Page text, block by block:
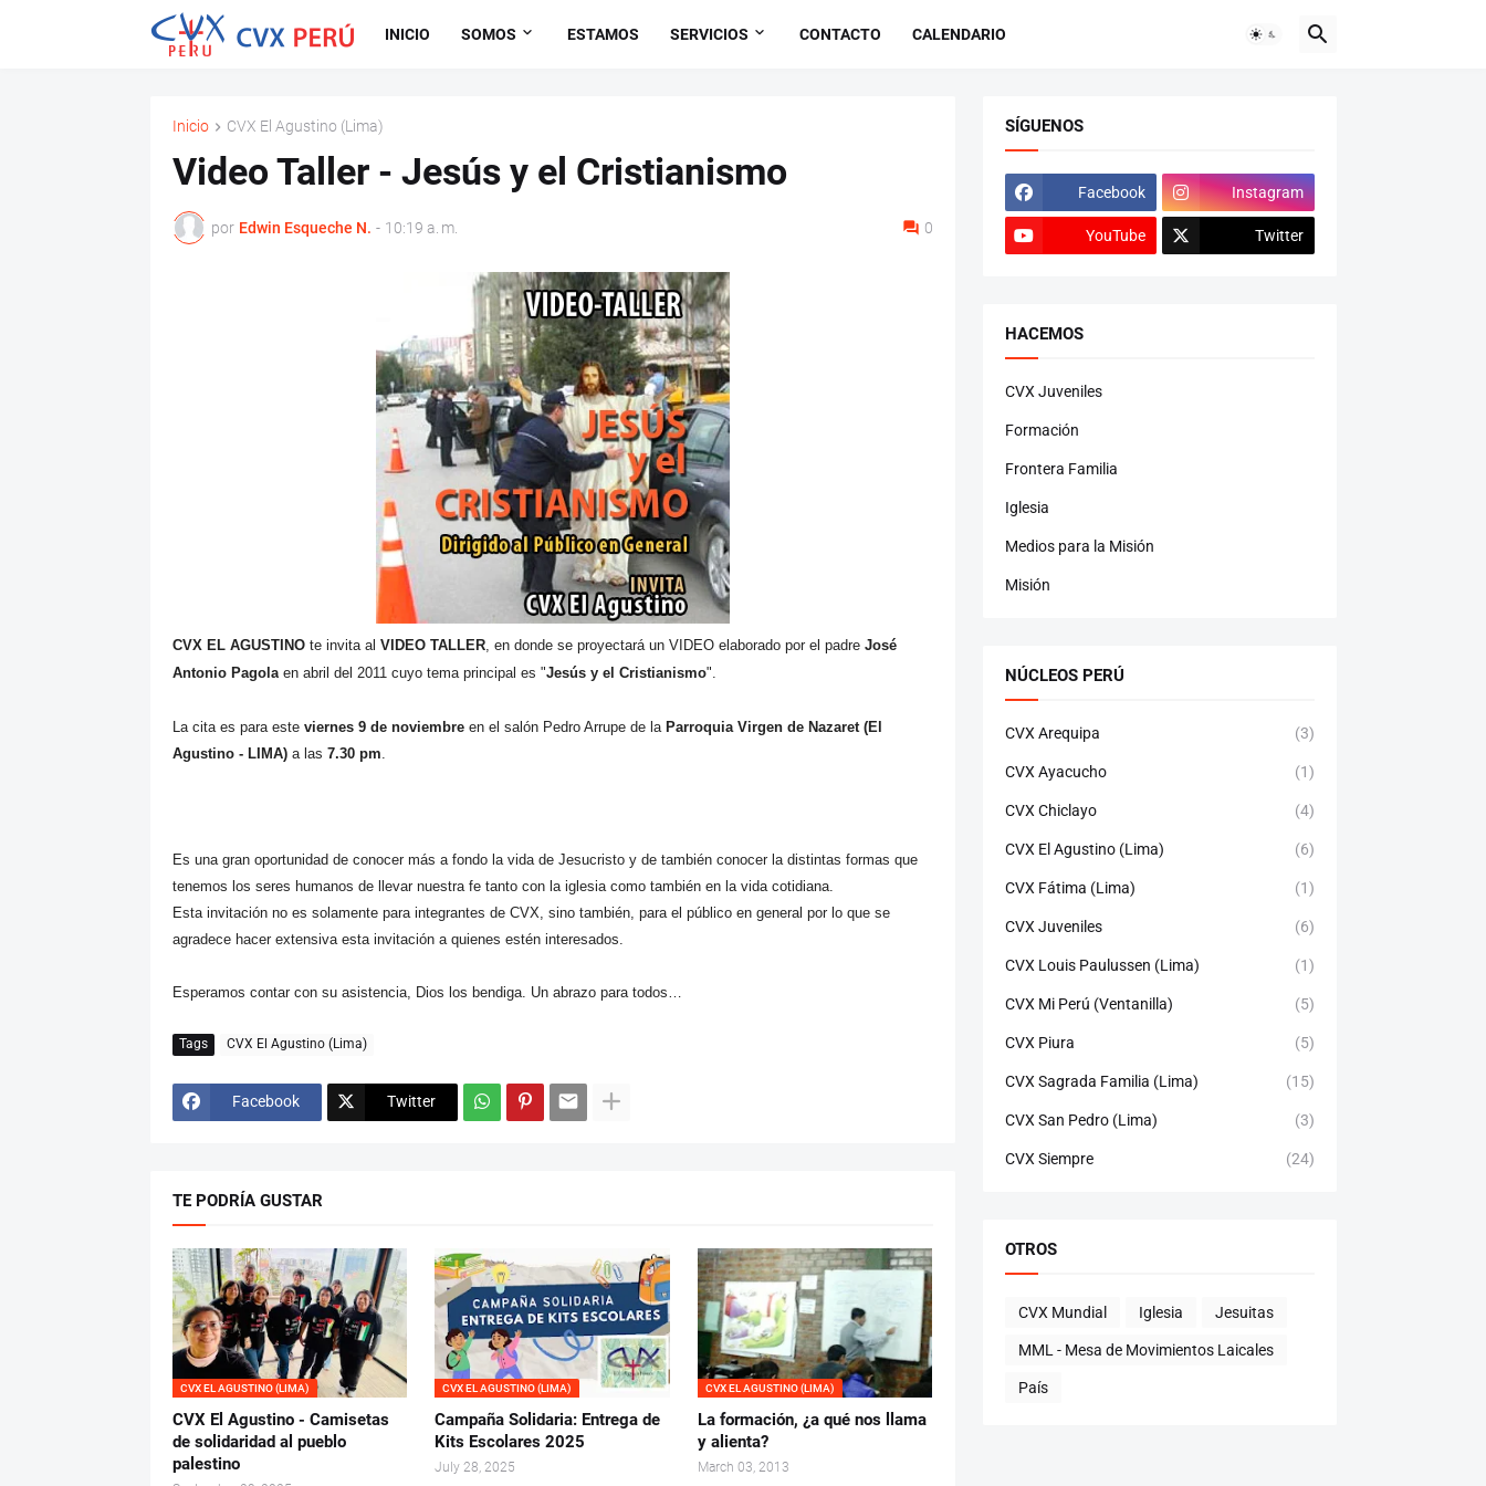
INICIO SOMOS ESTAMOS SERVICIOS CONTACTO CALENDARIO
Inicio CVX El Agustino (Lima)
Video Taller - Jesús y el Cristianismo
por Edwin Esqueche N. - 10:19 a. m. 0
CVX EL AGUSTINOte invita al VIDEO TALLER, en donde se proyectará un VIDEO elaborado por el padre José
Antonio Pagolaen abril del 2011 cuyo tema principal es "Jesús y el Cristianismo".
La cita es para este viernes 9 de noviembreen el salón Pedro Arrupe de la Parroquia Virgen de Nazaret (El
Agustino - LIMA)a las 7.30 pm
Es una gran oportunidad de conocer más a fondo la vida de Jesucristo y de también conocer la distintas formas que
tenemos los seres humanos de llevar nuestra fe tanto con la iglesia como también en la vida cotidiana.
Esta invitación no es solamente para integrantes de CVX, sino también, para el público en general por lo que se
agradece hacer extensiva esta invitación a quienes estén interesados.
Esperamos contar con su asistencia, Dios los bendiga. Un abrazo para todos…
Tags CVX El Agustino (Lima)
Facebook Twitter
TE PODRÍA GUSTAR
CVX EL AGUSTINO (LIMA)
CVX El Agustino - Camisetas
de solidaridad al pueblo
palestino
CVX EL AGUSTINO (LIMA)
Campaña Solidaria: Entrega de
Kits Escolares 2025
July 28, 2025
CVX EL AGUSTINO (LIMA)
La formación, ¿a qué nos llama
y alienta?
March 03, 2013
SÍGUENOS
Facebook Instagram
YouTube Twitter
HACEMOS
CVX Juveniles
Formación
Frontera Familia
Iglesia
Medios para la Misión
Misión
NÚCLEOS PERÚ
CVX Arequipa (3)
CVX Ayacucho (1)
CVX Chiclayo (4)
CVX El Agustino (Lima) (6)
CVX Fátima (Lima) (1)
CVX Juveniles (6)
CVX Louis Paulussen (Lima) (1)
CVX Mi Perú (Ventanilla) (5)
CVX Piura (5)
CVX Sagrada Familia (Lima) (15)
CVX San Pedro (Lima) (3)
CVX Siempre (24)
OTROS
CVX Mundial Iglesia Jesuitas
MML - Mesa de Movimientos Laicales
País